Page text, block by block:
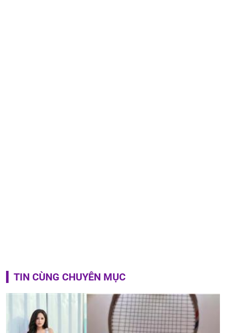
TIN CÙNG CHUYÊN MỤC